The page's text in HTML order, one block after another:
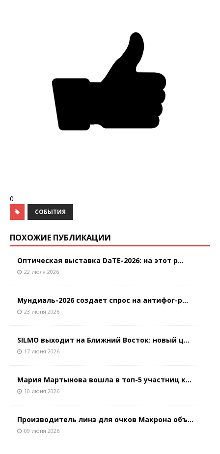
0
СОБЫТИЯ
ПОХОЖИЕ ПУБЛИКАЦИИ
Оптическая выставка DaTE-2026: на этот р...
22 июля 2026
Мундиаль-2026 создает спрос на антифог-р...
23 июня 2026
SILMO выходит на Ближний Восток: новый ц...
17 июня 2026
Мария Мартынова вошла в топ-5 участниц к...
10 июня 2026
Производитель линз для очков Макрона объ...
09 июня 2026